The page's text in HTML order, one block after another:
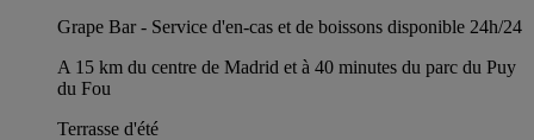
Grape Bar - Service d'en-cas et de boissons disponible 24h/24
A 15 km du centre de Madrid et à 40 minutes du parc du Puy
du Fou
Terrasse d'été